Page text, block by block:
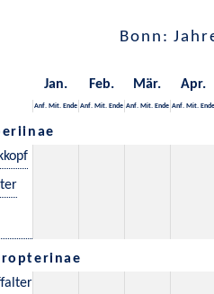
Bonn:
Jan. Feb. Mär. Apr.
Anf. Mit. Ende Anf. Mit. Ende Anf. Mit. Ende Anf. Mit. Ende